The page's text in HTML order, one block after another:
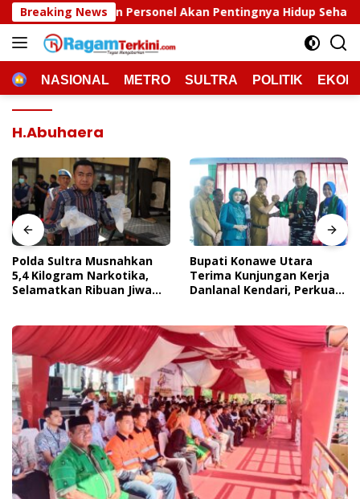
Langsung
ke
konten
Breaking News
Akan Pentingnya Hidup Sehat Polda Sultra
HOMENASIONAL METRO SULTRA POLITIK
H.Abuhaera
Polda Sultra Musnahkan
5,4 Kilogram Narkotika,
Selamatkan Ribuan Jiwa
Bupati Konawe Utara
Terima Kunjungan Kerja
Danlanal Kendari, Perkuat